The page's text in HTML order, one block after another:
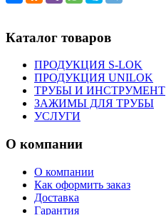
Каталог товаров
ПРОДУКЦИЯ S-LOK
ПРОДУКЦИЯ UNILOK
ТРУБЫ И ИНСТРУМЕНТ
ЗАЖИМЫ ДЛЯ ТРУБЫ
УСЛУГИ
О компании
О компании
Как оформить заказ
Доставка
Гарантия